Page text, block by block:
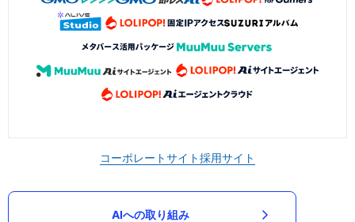
コーポレートサイト採用サイト
AIへの取り組み